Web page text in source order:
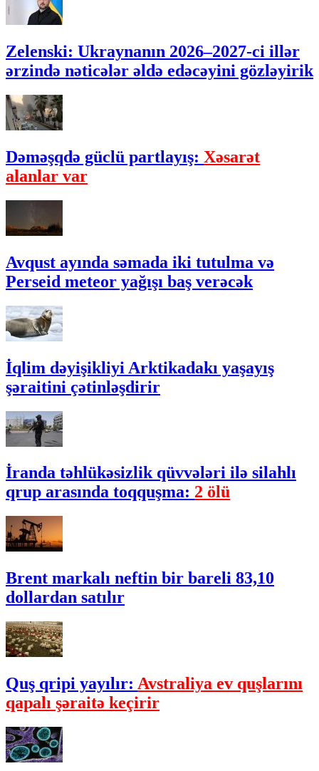
Zelenski: Ukraynanın 2026–2027-ci illər
ərzində nəticələr əldə edəcəyini gözləyirik
Dəməşqdə güclü partlayış: Xəsarət
alanlar var
Avqust ayında səmada iki tutulma və
Perseid meteor yağışı baş verəcək
İqlim dəyişikliyi Arktikadakı yaşayış
şəraitini çətinləşdirir
İranda təhlükəsizlik qüvvələri ilə silahlı
qrup arasında toqquşma: 2 ölü
Brent markalı neftin bir bareli 83,10
dollardan satılır
Quş qripi yayılır: Avstraliya ev quşlarını
qapalı şəraitə keçirir